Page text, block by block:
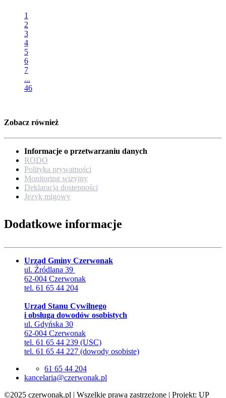
1
2
3
4
5
6
7
...
46
Zobacz również
Informacje o przetwarzaniu danych
RODO
Polityka prywatności
Monitoring wizyjny
Deklaracja dostępności
Język migowy
Dodatkowe informacje
Urząd Gminy Czerwonak
ul. Źródlana 39
62-004 Czerwonak
tel. 61 65 44 204
Urząd Stanu Cywilnego
i obsługa dowodów osobistych
ul. Gdyńska 30
62-004 Czerwonak
tel. 61 65 44 239 (USC)
tel. 61 65 44 227 (dowody osobiste)
61 65 44 204
lp.kanowrezc@airalecnak
©2025 czerwonak.pl | Wszelkie prawa zastrzeżone | Projekt: UP